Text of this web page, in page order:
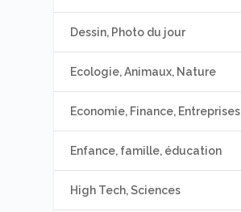
Dessin, Photo du jour
Ecologie, Animaux, Nature
Economie, Finance, Entreprises
Enfance, famille, éducation
High Tech, Sciences